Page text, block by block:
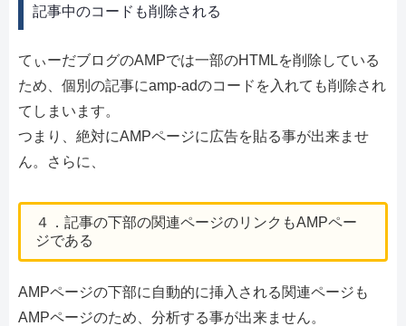
記事中のコードも削除される
てぃーだブログのAMPでは一部のHTMLを削除している
ため、個別の記事にamp-adのコードを入れても削除され
てしまいます。
つまり、絶対にAMPページに広告を貼る事が出来ませ
ん。さらに、
４．記事の下部の関連ページのリンクもAMPペー
ジである
AMPページの下部に自動的に挿入される関連ページも
AMPページのため、分析する事が出来ません。